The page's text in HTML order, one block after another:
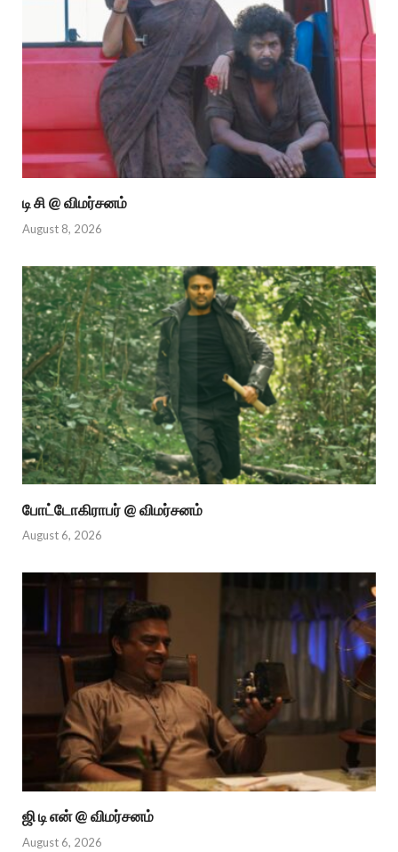
டி சி @ விமர்சனம்
August 8, 2026
போட்டோகிராபர் @ விமர்சனம்
August 6, 2026
ஜி டி என் @ விமர்சனம்
August 6, 2026